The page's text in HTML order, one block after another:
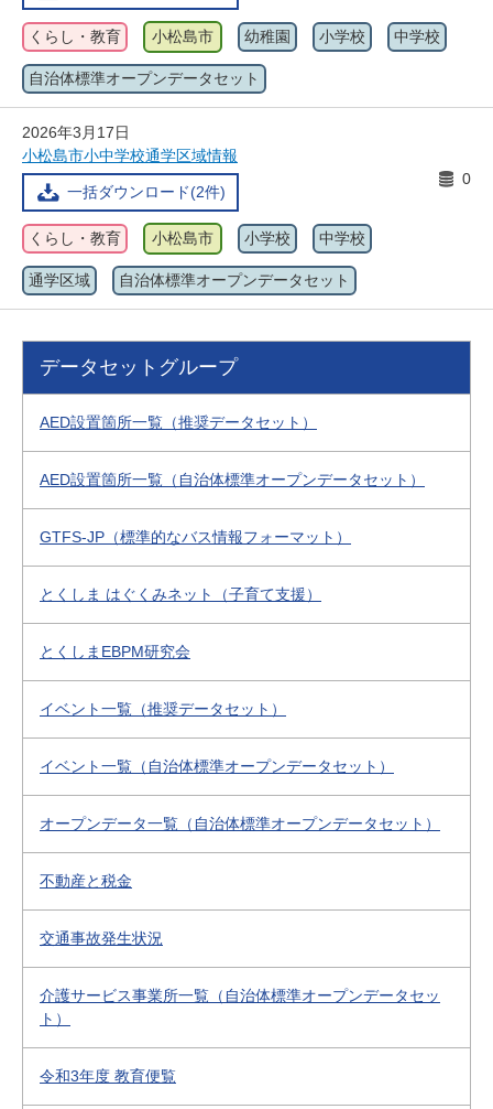
くらし・教育 小松島市 幼稚園 小学校 中学校
自治体標準オープンデータセット
2026年3月17日
小松島市小中学校通学区域情報
一括ダウンロード(2件)
0
くらし・教育 小松島市 小学校 中学校
通学区域 自治体標準オープンデータセット
データセットグループ
AED設置箇所一覧（推奨データセット）
AED設置箇所一覧（自治体標準オープンデータセット）
GTFS-JP（標準的なバス情報フォーマット）
とくしま はぐくみネット（子育て支援）
とくしまEBPM研究会
イベント一覧（推奨データセット）
イベント一覧（自治体標準オープンデータセット）
オープンデータ一覧（自治体標準オープンデータセット）
不動産と税金
交通事故発生状況
介護サービス事業所一覧（自治体標準オープンデータセッ
ト）
令和3年度 教育便覧